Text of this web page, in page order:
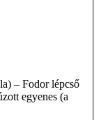
egyenes (a